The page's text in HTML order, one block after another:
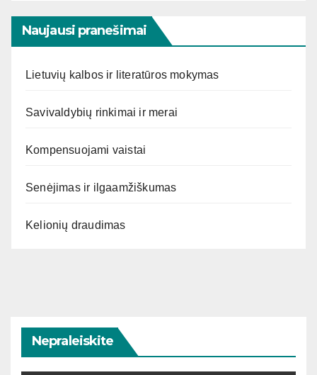
Naujausi pranešimai
Lietuvių kalbos ir literatūros mokymas
Savivaldybių rinkimai ir merai
Kompensuojami vaistai
Senėjimas ir ilgaamžiškumas
Kelionių draudimas
Nepraleiskite